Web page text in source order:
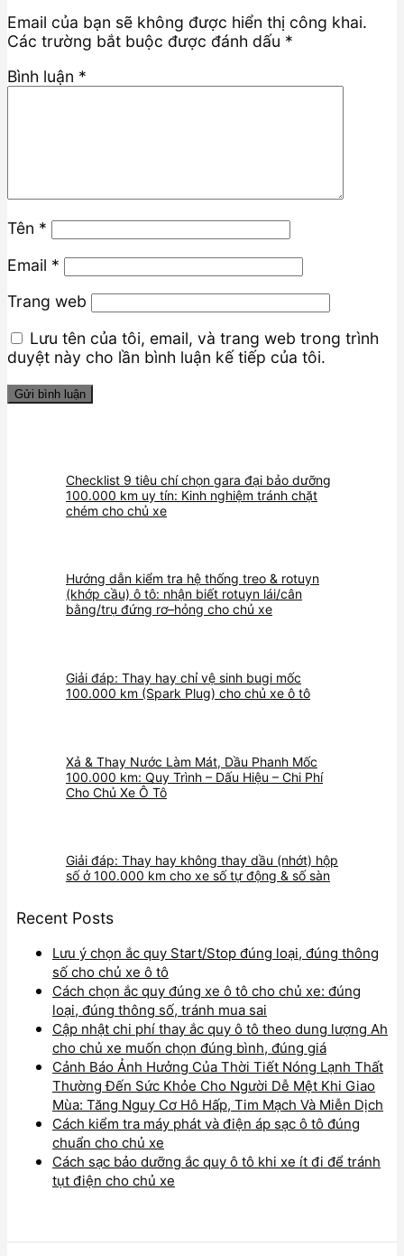
Email của bạn sẽ không được hiển thị công khai.
Các trường bắt buộc được đánh dấu *
Bình luận *
Tên *
Email *
Trang web
Lưu tên của tôi, email, và trang web trong trình
duyệt này cho lần bình luận kế tiếp của tôi.
Checklist 9 tiêu chí chọn gara đại bảo dưỡng
100.000 km uy tín: Kinh nghiệm tránh chặt
chém cho chủ xe
Hướng dẫn kiểm tra hệ thống treo & rotuyn
(khớp cầu) ô tô: nhận biết rotuyn lái/cân
bằng/trụ đứng rơ–hỏng cho chủ xe
Giải đáp: Thay hay chỉ vệ sinh bugi mốc
100.000 km (Spark Plug) cho chủ xe ô tô
Xả & Thay Nước Làm Mát, Dầu Phanh Mốc
100.000 km: Quy Trình – Dấu Hiệu – Chi Phí
Cho Chủ Xe Ô Tô
Giải đáp: Thay hay không thay dầu (nhớt) hộp
số ở 100.000 km cho xe số tự động & số sàn
Recent Posts
Lưu ý chọn ắc quy Start/Stop đúng loại, đúng thông
số cho chủ xe ô tô
Cách chọn ắc quy đúng xe ô tô cho chủ xe: đúng
loại, đúng thông số, tránh mua sai
Cập nhật chi phí thay ắc quy ô tô theo dung lượng Ah
cho chủ xe muốn chọn đúng bình, đúng giá
Cảnh Báo Ảnh Hưởng Của Thời Tiết Nóng Lạnh Thất
Thường Đến Sức Khỏe Cho Người Dễ Mệt Khi Giao
Mùa: Tăng Nguy Cơ Hô Hấp, Tim Mạch Và Miễn Dịch
Cách kiểm tra máy phát và điện áp sạc ô tô đúng
chuẩn cho chủ xe
Cách sạc bảo dưỡng ắc quy ô tô khi xe ít đi để tránh
tụt điện cho chủ xe